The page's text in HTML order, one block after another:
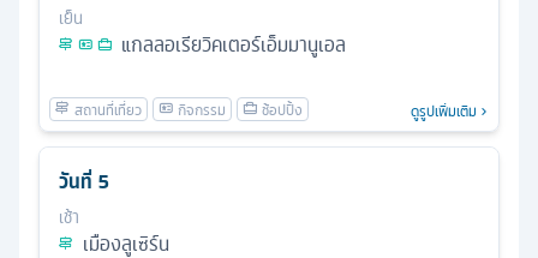
เย็น
แกลลอเรียวิคเตอร์เอ็มมานูเอล
ดูรูปเพิ่มเติม
วันที่ 5
เช้า
เมืองลูเซิร์น